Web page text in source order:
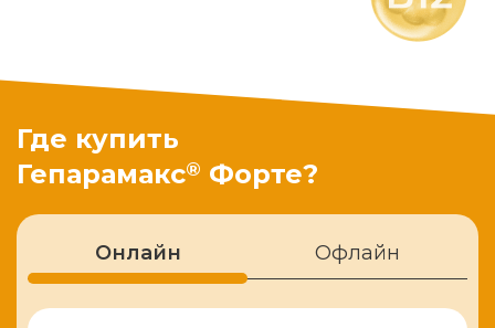
Где купить
Гепарамакс® Форте?
Онлайн Офлайн